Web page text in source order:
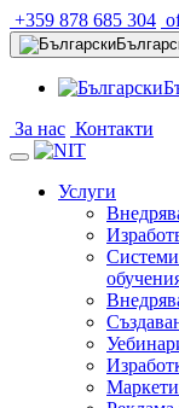
+359 878 685 304
За нас Контакти
Услуги